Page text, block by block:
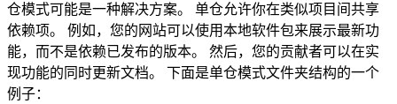
仓模式可能是一种解决方案。 单仓允许你在类似项目间共享
依赖项。 例如，您的网站可以使用本地软件包来展示最新功
能，而不是依赖已发布的版本。 然后，您的贡献者可以在实
现功能的同时更新文档。 下面是单仓模式文件夹结构的一个
例子：